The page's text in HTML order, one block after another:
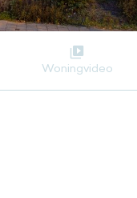
Woningvideo